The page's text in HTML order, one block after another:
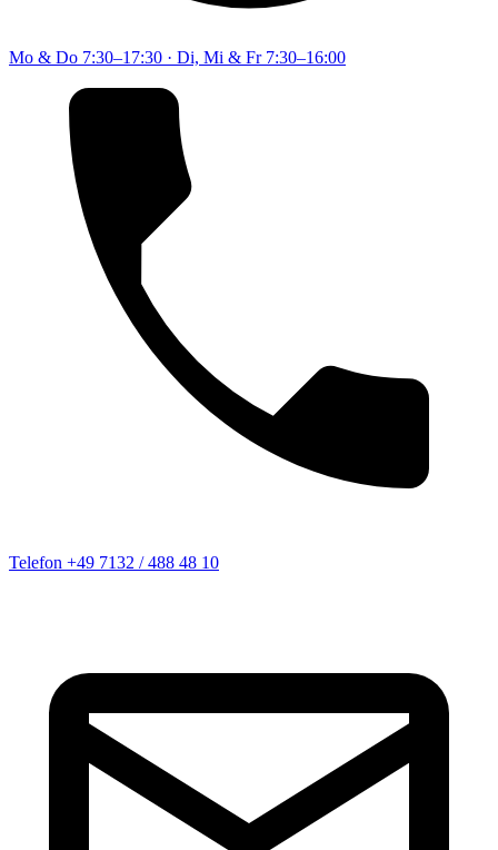
Mo & Do 7:30–17:30 · Di, Mi & Fr 7:30–16:00
Telefon +49 7132 / 488 48 10